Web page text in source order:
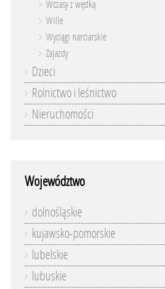
Wczasy z wędką
Wille
Wyciągi narciarskie
Zajazdy
Dzieci
Rolnictwo i leśnictwo
Nieruchomości
Województwo
dolnośląskie
kujawsko-pomorskie
lubelskie
lubuskie